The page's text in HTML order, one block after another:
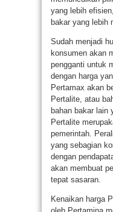
yang lebih
bakar yang lebih
Sudah menjadi
konsumen akan
pengganti untuk
dengan harga
Pertamax akan
Pertalite, atau
bahan bakar lain
Pertalite
pemerintah.
yang sebagian
dengan
akan membuat
tepat sasaran.
Kenaikan harga